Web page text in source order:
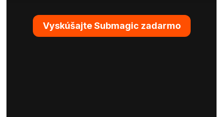
Vyskúšajte Submagic zadarmo